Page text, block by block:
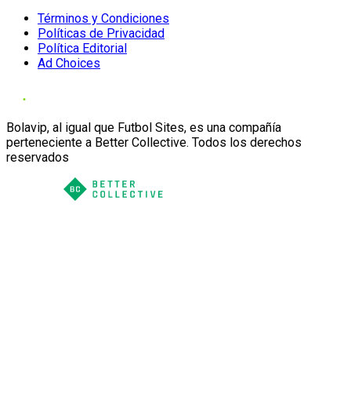
Términos y Condiciones
Políticas de Privacidad
Política Editorial
Ad Choices
Bolavip, al igual que Futbol Sites, es una compañía
perteneciente a Better Collective. Todos los derechos
reservados